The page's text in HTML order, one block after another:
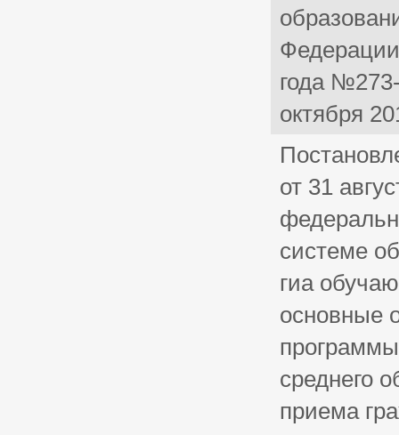
года
октября
от 31
системе
гиа
основные
среднего
приема